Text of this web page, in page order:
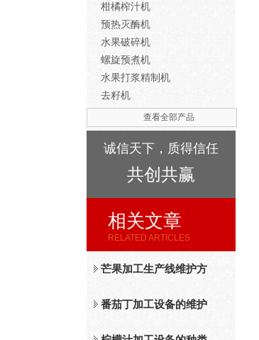
柑橘榨汁机
预热灭酶机
水果破碎机
螺旋预煮机
水果打浆精制机
去籽机
查看全部产品
诚信天下，质得信任
共创共赢
相关文章
RELATED ARTICLES
芒果加工生产线维护方
法
番茄丁加工设备的维护